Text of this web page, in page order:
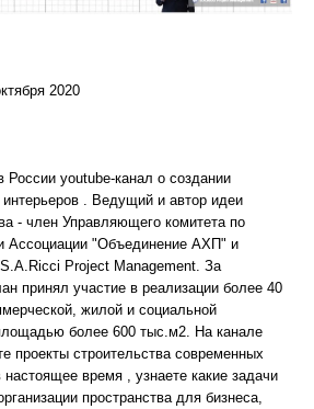
2020
youtube-канал о создании
. Ведущий и автор идеи
- член Управляющего комитета по
Ассоциации "Объединение АХП" и
Project Management. За
принял участие в реализации более 40
жилой и социальной
более 600 тыс.м2. На канале
строительства современных
время , узнаете какие задачи
пространства для бизнеса,